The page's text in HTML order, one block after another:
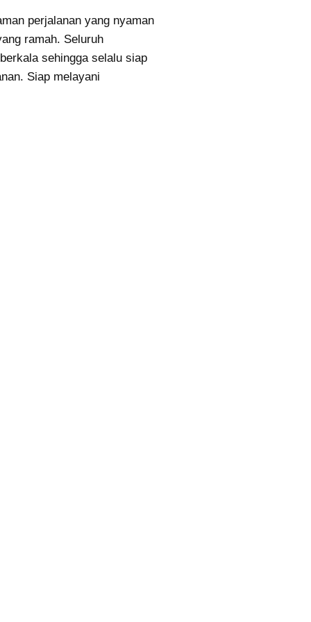
perjalanan yang nyaman
ramah. Seluruh
sehingga selalu siap
Siap melayani